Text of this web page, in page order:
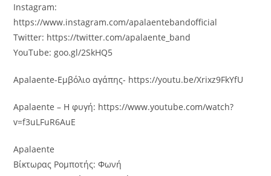
Instagram:
https://www.instagram.com/apalaentebandofficial
Twitter: https://twitter.com/apalaente_band
YouTube: goo.gl/2SkHQ5
Apalaente-Εμβόλιο αγάπης- https://youtu.be/Xrixz9FkYfU
Apalaente – Η φυγή: https://www.youtube.com/watch?
v=f3uLFuR6AuE
Apalaente
Βίκτωρας Ρομποτής: Φωνή